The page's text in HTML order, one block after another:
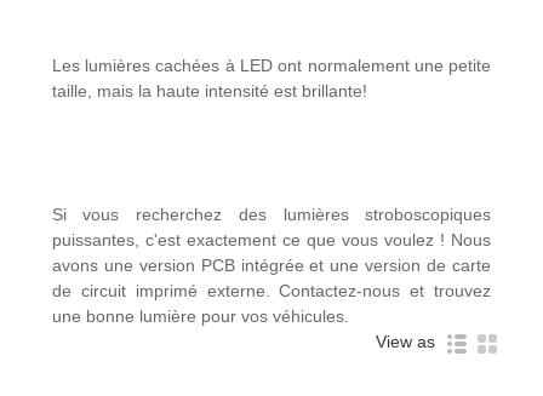
Les lumières cachées à LED ont normalement une petite
taille, mais la haute intensité est brillante!
Si vous recherchez des lumières stroboscopiques
puissantes, c'est exactement ce que vous voulez ! Nous
avons une version PCB intégrée et une version de carte
de circuit imprimé externe. Contactez-nous et trouvez
une bonne lumière pour vos véhicules.
View as